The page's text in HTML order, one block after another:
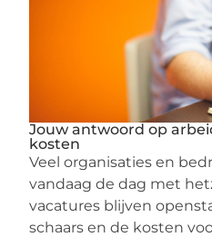
Jouw antwoord op
kosten
Veel organisaties en
vandaag de dag met
vacatures blijven
schaars en de kosten